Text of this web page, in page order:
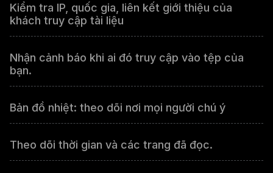
Kiểm tra IP, quốc gia, liên kết giới thiệu của
khách truy cập tài liệu
Nhận cảnh báo khi ai đó truy cập vào tệp của
bạn.
Bản đồ nhiệt: theo dõi nơi mọi người chú ý
Theo dõi thời gian và các trang đã đọc.